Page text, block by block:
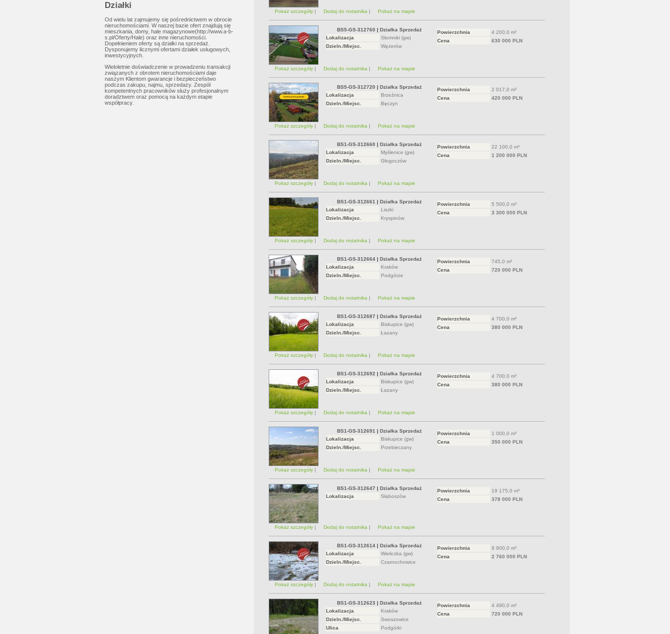
Działki
Od wielu lat zajmujemy się pośrednictwem w obrocie
nieruchomościami. W naszej bazie ofert znajdują się
mieszkania, domy, hale magazynowe(http://www.a-b-
s.pl/Oferty/Hale) oraz inne nieruchomości.
Dopełnieniem oferty są działki na sprzedaż.
Dysponujemy licznymi ofertami działek usługowych,
inwestycyjnych.
Wieloletnie doświadczenie w prowadzeniu transakcji
związanych z obrotem nieruchomościami daje
naszym Klientom gwarancje i bezpieczeństwo
podczas zakupu, najmu, sprzedaży. Zespół
kompetentnych pracowników służy profesjonalnym
doradztwem oraz pomocą na każdym etapie
współpracy.
Pokaż szczegóły | Dodaj do notatnika | Pokaż na mapie
BS5-GS-312760 | Działka Sprzedaż
Lokalizacja
Słomniki (gw)
Dzieln./Miejsc.
Wężerów
Powierzchnia
4 200,0 m²
Cena
630 000 PLN
Pokaż szczegóły | Dodaj do notatnika | Pokaż na mapie
BS5-GS-312720 | Działka Sprzedaż
Lokalizacja
Brzeźnica
Dzieln./Miejsc.
Bęczyn
Powierzchnia
2 017,0 m²
Cena
420 000 PLN
Pokaż szczegóły | Dodaj do notatnika | Pokaż na mapie
BS1-GS-312660 | Działka Sprzedaż
Lokalizacja
Myślenice (gw)
Dzieln./Miejsc.
Głogoczów
Powierzchnia
22 100,0 m²
Cena
1 200 000 PLN
Pokaż szczegóły | Dodaj do notatnika | Pokaż na mapie
BS1-GS-312661 | Działka Sprzedaż
Lokalizacja
Liszki
Dzieln./Miejsc.
Kryspinów
Powierzchnia
5 500,0 m²
Cena
3 300 000 PLN
Pokaż szczegóły | Dodaj do notatnika | Pokaż na mapie
BS1-GS-312664 | Działka Sprzedaż
Lokalizacja
Kraków
Dzieln./Miejsc.
Podgórze
Powierzchnia
745,0 m²
Cena
720 000 PLN
Pokaż szczegóły | Dodaj do notatnika | Pokaż na mapie
BS1-GS-312687 | Działka Sprzedaż
Lokalizacja
Biskupice (gw)
Dzieln./Miejsc.
Łazany
Powierzchnia
4 700,0 m²
Cena
380 000 PLN
Pokaż szczegóły | Dodaj do notatnika | Pokaż na mapie
BS1-GS-312692 | Działka Sprzedaż
Lokalizacja
Biskupice (gw)
Dzieln./Miejsc.
Łazany
Powierzchnia
4 700,0 m²
Cena
380 000 PLN
Pokaż szczegóły | Dodaj do notatnika | Pokaż na mapie
BS1-GS-312691 | Działka Sprzedaż
Lokalizacja
Biskupice (gw)
Dzieln./Miejsc.
Przebieczany
Powierzchnia
1 000,0 m²
Cena
350 000 PLN
Pokaż szczegóły | Dodaj do notatnika | Pokaż na mapie
BS1-GS-312647 | Działka Sprzedaż
Lokalizacja
Słaboszów
Powierzchnia
19 175,0 m²
Cena
378 000 PLN
Pokaż szczegóły | Dodaj do notatnika | Pokaż na mapie
BS1-GS-312614 | Działka Sprzedaż
Lokalizacja
Wieliczka (gw)
Dzieln./Miejsc.
Czarnochowice
Powierzchnia
9 900,0 m²
Cena
2 760 000 PLN
Pokaż szczegóły | Dodaj do notatnika | Pokaż na mapie
BS1-GS-312623 | Działka Sprzedaż
Lokalizacja
Kraków
Dzieln./Miejsc.
Swoszowice
Ulica
Podgórki
Powierzchnia
4 490,0 m²
Cena
720 000 PLN